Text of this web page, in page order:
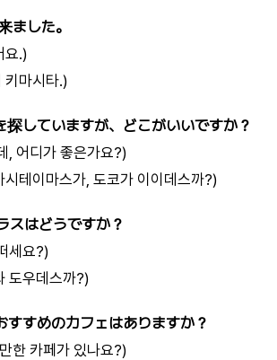
ました。
요.)
키마시타.)
探していますが、どこがいいですか？
, 어디가 좋은가요?)
테이마스가, 도코가 이이데스까?)
スはどうですか？
세요?)
도우데스까?)
すすめのカフェはありますか？
한 카페가 있나요?)